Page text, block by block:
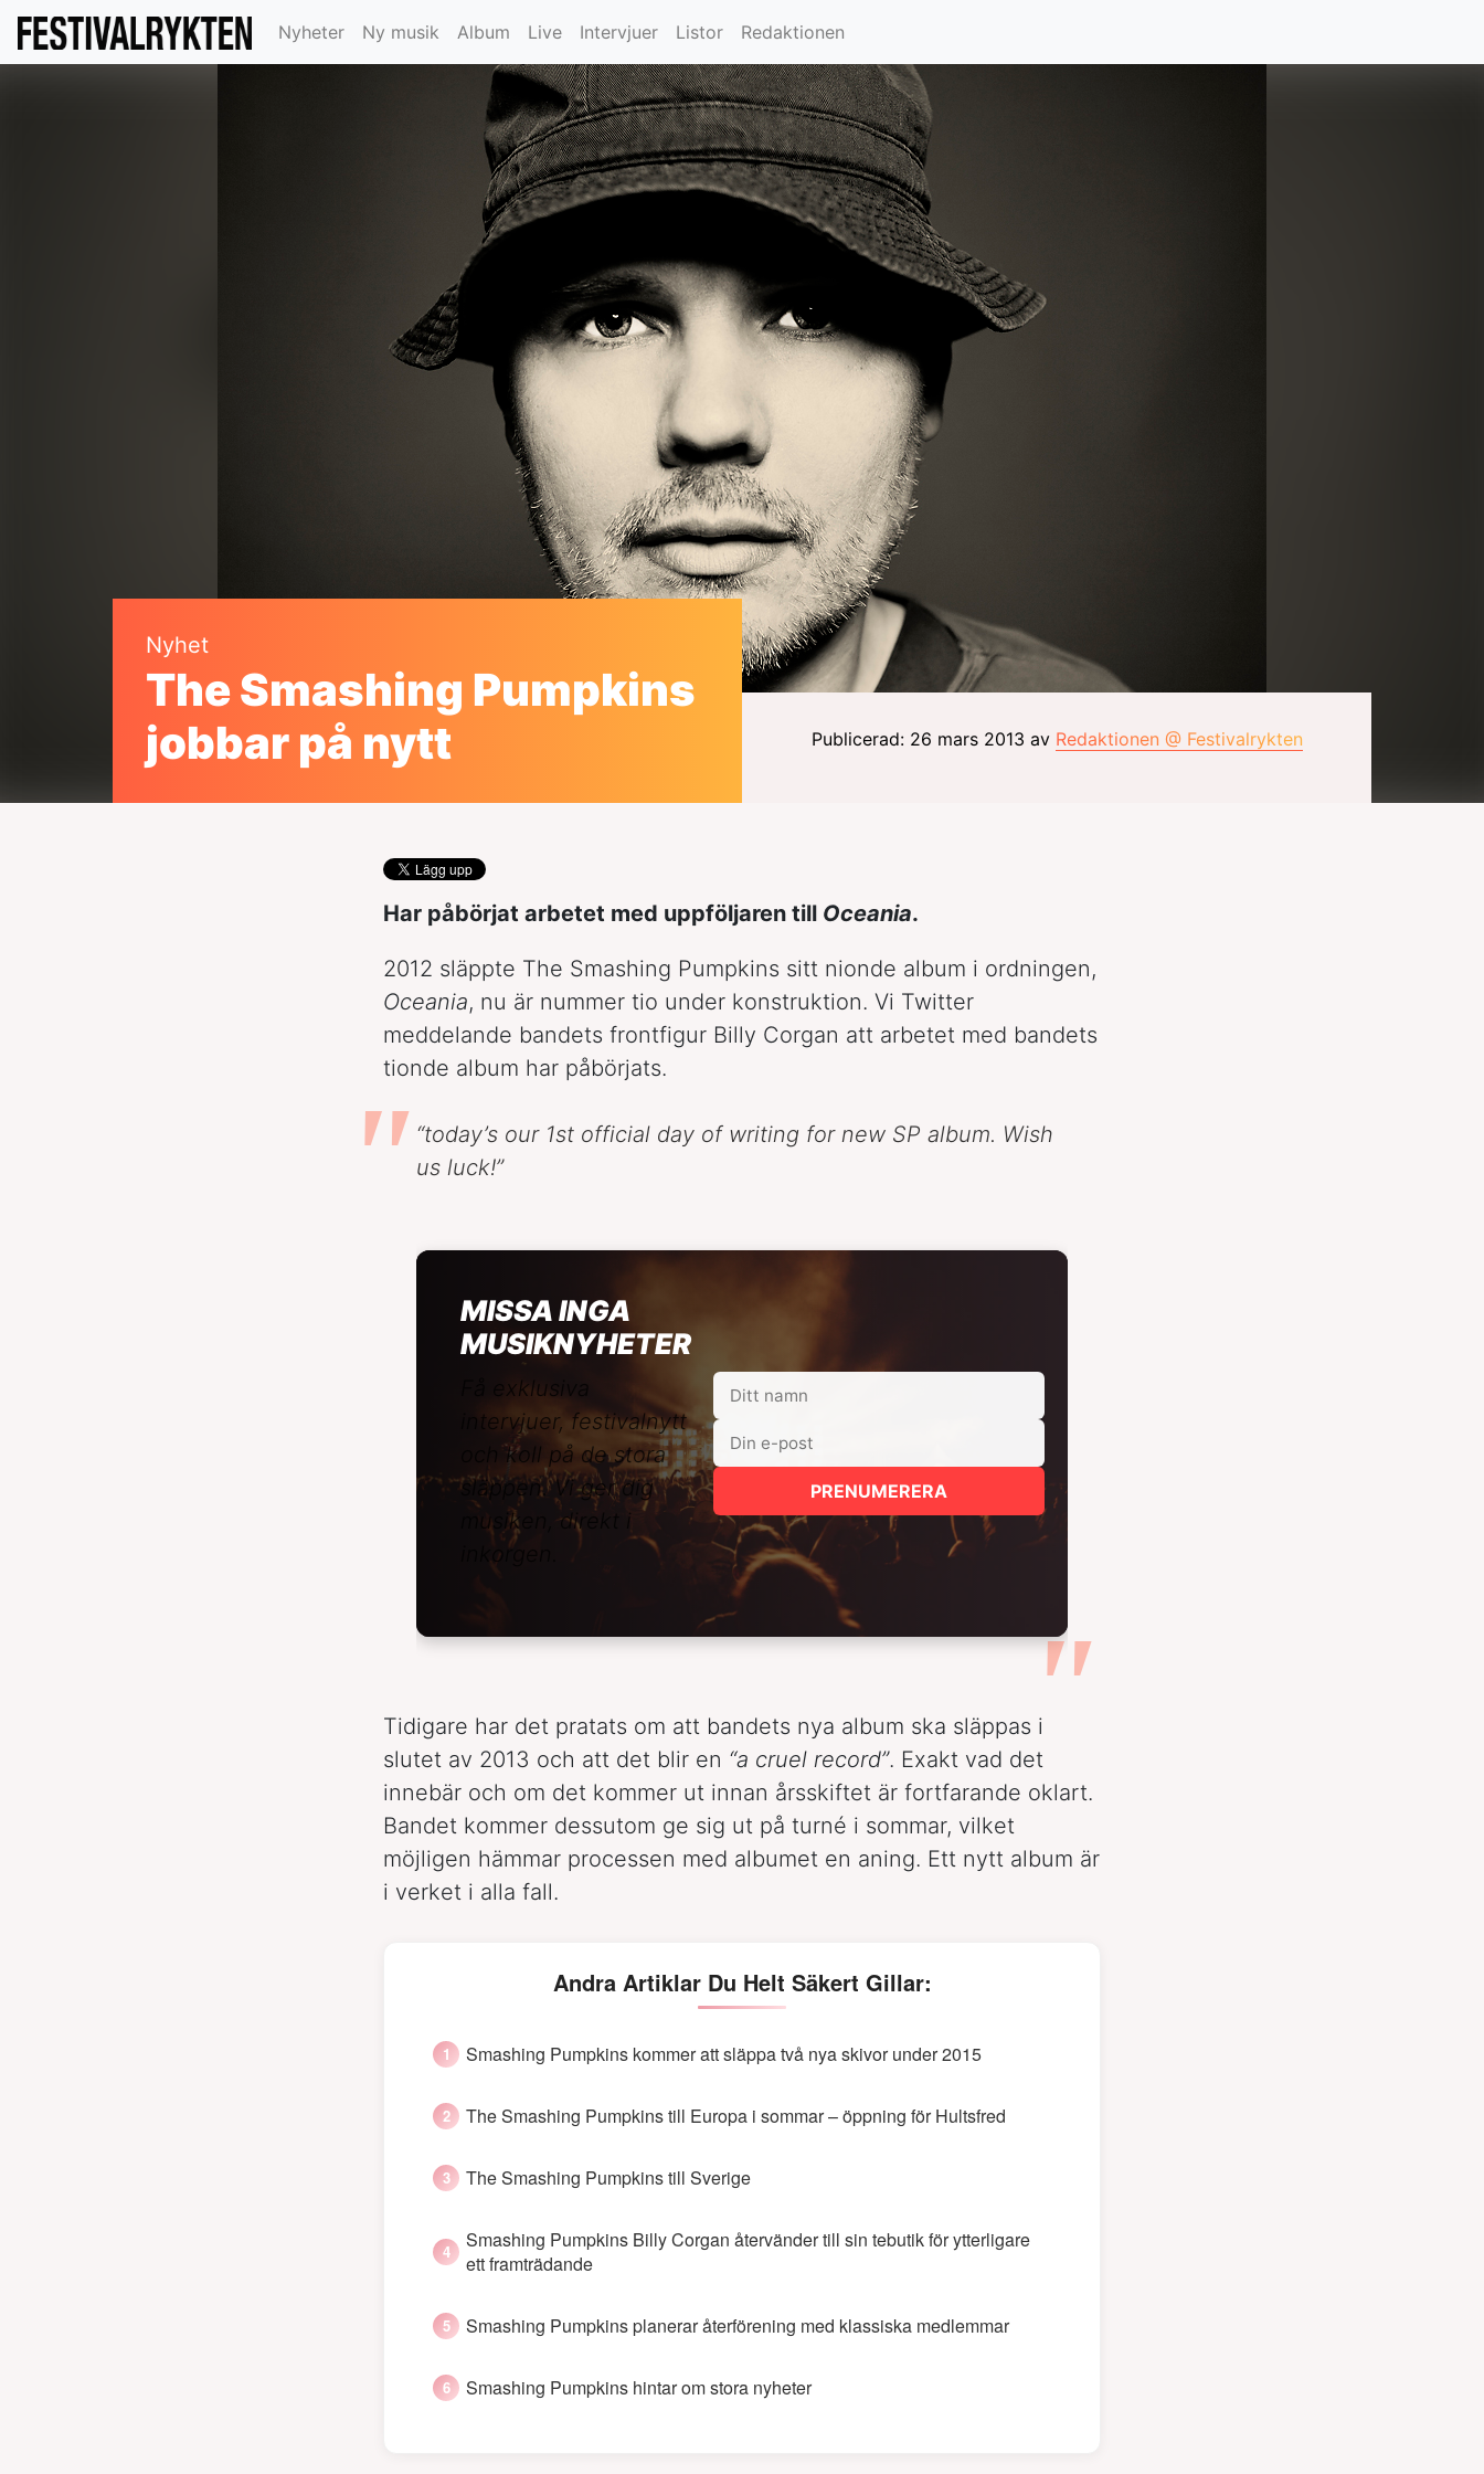
Nyheter Ny musik Album Live Intervjuer Listor Redaktionen
Nyhet
The Smashing Pumpkins
jobbar på nytt
Publicerad: 26 mars 2013 av Redaktionen @ Festivalrykten
Har påbörjat arbetet med uppföljaren till Oceania.
2012 släppte The Smashing Pumpkins sitt nionde album i ordningen,
Oceania, nu är nummer tio under konstruktion. Vi Twitter
meddelande bandets frontfigur Billy Corgan att arbetet med bandets
tionde album har påbörjats.
“today’s our 1st official day of writing for new SP album. Wish
us luck!”
MISSA INGA
MUSIKNYHETER
Få exklusiva
intervjuer, festivalnytt
och koll på de stora
släppen. Vi ger dig
musiken, direkt i
inkorgen.
PRENUMERERA
Tidigare har det pratats om att bandets nya album ska släppas i
slutet av 2013 och att det blir en “a cruel record”. Exakt vad det
innebär och om det kommer ut innan årsskiftet är fortfarande oklart.
Bandet kommer dessutom ge sig ut på turné i sommar, vilket
möjligen hämmar processen med albumet en aning. Ett nytt album är
i verket i alla fall.
Andra Artiklar Du Helt Säkert Gillar:
Smashing Pumpkins kommer att släppa två nya skivor under 2015
The Smashing Pumpkins till Europa i sommar – öppning för Hultsfred
The Smashing Pumpkins till Sverige
Smashing Pumpkins Billy Corgan återvänder till sin tebutik för ytterligare
ett framträdande
Smashing Pumpkins planerar återförening med klassiska medlemmar
Smashing Pumpkins hintar om stora nyheter